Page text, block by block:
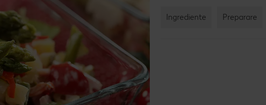
Ingrediente Preparare